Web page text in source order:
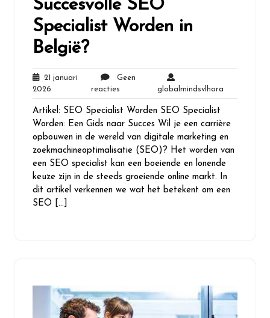
Succesvolle SEO
Specialist Worden in
België?
21 januari
2026
januari
2026
Geen
reactiesGeen
reacties
globalmindsvlhora
Artikel: SEO Specialist Worden SEO Specialist
Worden: Een Gids naar Succes Wil je een carrière
opbouwen in de wereld van digitale marketing en
zoekmachineoptimalisatie (SEO)? Het worden van
een SEO specialist kan een boeiende en lonende
keuze zijn in de steeds groeiende online markt. In
dit artikel verkennen we wat het betekent om een
SEO […]